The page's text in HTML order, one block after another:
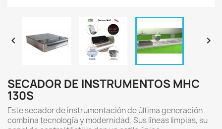
 
SECADOR DE INSTRUMENTOS MHC
130S
Este secador de instrumentación de última generación
combina tecnología y modernidad. Sus líneas limpias, su